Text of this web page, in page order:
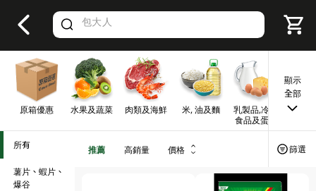
Valid Until 30 June 2026
原箱優惠 水果及蔬菜 肉類及海鮮 米, 油及麵
乳製品,冷凍
食品及蛋類
早餐
顯示
全部
所有
薯片、蝦片、
爆谷
推薦 高銷量 價格 篩選